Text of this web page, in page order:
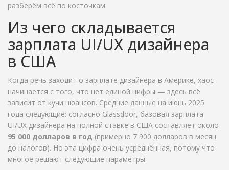
разберём всё по косточкам.
Из чего складывается
зарплата UI/UX дизайнера
в США
Когда речь заходит о зарплате дизайнера в Америке, хаос
начинается с того, что нет единой цифры — здесь всё
зависит от кучи нюансов. Средние данные на июнь 2025
года следующие: согласно Glassdoor, базовая зарплата
UI/UX дизайнера на полной ставке в США составляет около
95 000 долларов в год (примерно 7 900 долларов в месяц
до налогов). Но эта цифра очень усреднённая, потому что
многое решают следующие параметры: